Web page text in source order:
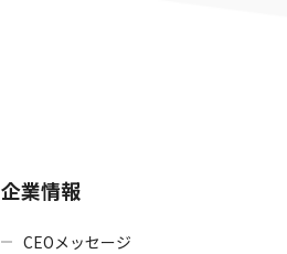
企業情報
CEOメッセージ